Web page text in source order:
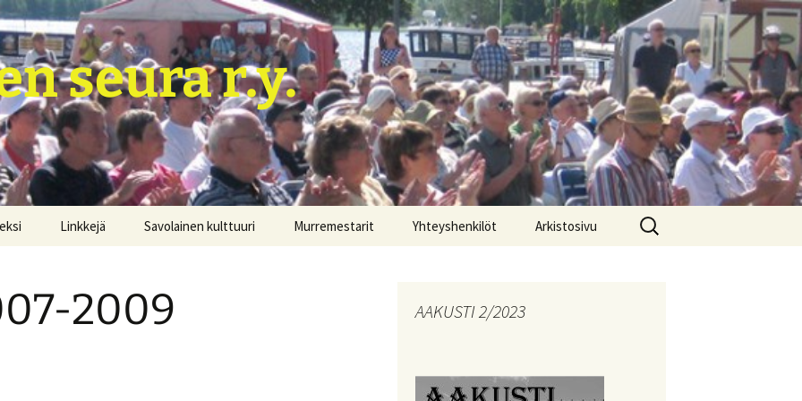
seura r.y.
Linkkejä Savolainen kulttuuri
Murtumatta murteen
Murremestarit Yhteyshenkilöt Arkistosivu
Haku:
2009 AAKUSTI 2/2023